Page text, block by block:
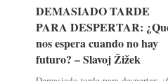
DEMASIADO TARDE
PARA DESPERTAR:
nos espera cuando no hay
futuro? – Slavoj Žižek
DEMASIADO TARDE
nos espera cuando no hay